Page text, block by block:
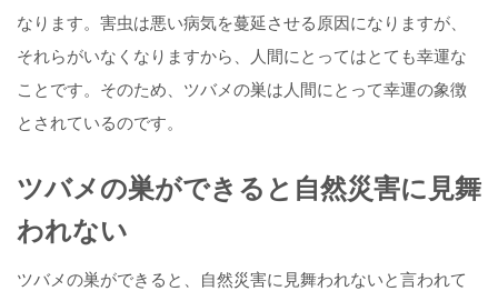
なります。害虫は悪い病気を蔓延させる原因になりますが、
それらがいなくなりますから、人間にとってはとても幸運な
ことです。そのため、ツバメの巣は人間にとって幸運の象徴
とされているのです。
ツバメの巣ができると自然災害に見舞
われない
ツバメの巣ができると、自然災害に見舞われないと言われて